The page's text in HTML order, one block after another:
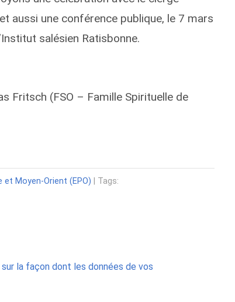
aussi une conférence publique, le 7 mars
salésien Ratisbonne.
Fritsch (FSO – Famille Spirituelle de
et Moyen-Orient (EPO) | Tags:
sur la façon dont les données de vos